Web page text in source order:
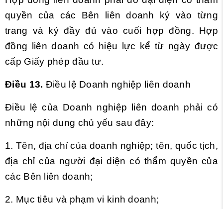
quyền của các Bên liên doanh ký vào từng
trang và ký đầy đủ vào cuối hợp đồng. Hợp
đồng liên doanh có hiệu lực kể từ ngày được
cấp Giấy phép đầu tư.
Điều 13. Điều lệ Doanh nghiệp liên doanh
Điều lệ của Doanh nghiệp liên doanh phải có
những nội dung chủ yếu sau đây:
1. Tên, địa chỉ của doanh nghiệp; tên, quốc tịch,
địa chỉ của người đại diện có thẩm quyền của
các Bên liên doanh;
2. Mục tiêu và phạm vi kinh doanh;